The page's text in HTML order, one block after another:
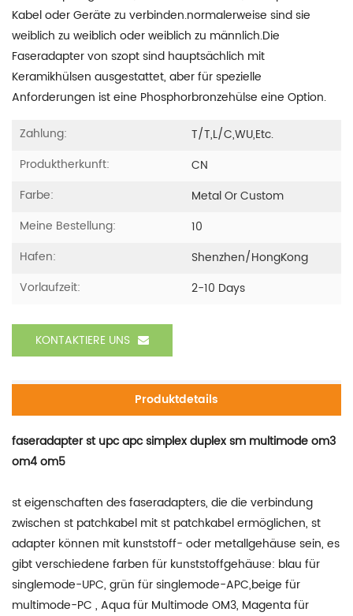
Kabel oder Geräte zu verbinden.normalerweise sind sie
weiblich zu weiblich oder weiblich zu männlich.Die
Faseradapter von szopt sind hauptsächlich mit
Keramikhülsen ausgestattet, aber für spezielle
Anforderungen ist eine Phosphorbronzehülse eine Option.
Zahlung:
T/T,L/C,WU,etc.
Produktherkunft:
CN
Farbe:
Metal Or Custom
Meine Bestellung:
10
Hafen:
Shenzhen/HongKong
Vorlaufzeit:
2-10 Days
KONTAKTIERE UNS
Produktdetails
faseradapter st upc apc simplex duplex sm multimode om3
om4 om5
st eigenschaften des faseradapters, die die verbindung
zwischen st patchkabel mit st patchkabel ermöglichen, st
adapter können mit kunststoff- oder metallgehäuse sein, es
gibt verschiedene farben für kunststoffgehäuse: blau für
singlemode-UPC, grün für singlemode-APC,beige für
multimode-PC , Aqua für Multimode OM3, Magenta für